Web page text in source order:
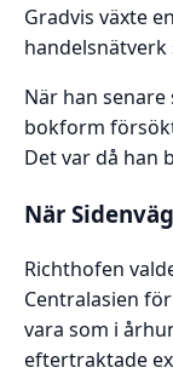
Gradvis växte
handelsnätverk
När han
bokform
Det var då han
När
Richthofen
Centralasien för
vara som i
eftertraktade